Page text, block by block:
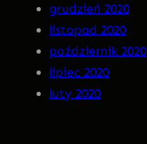
grudzień 2020
listopad 2020
październik 2020
lipiec 2020
luty 2020